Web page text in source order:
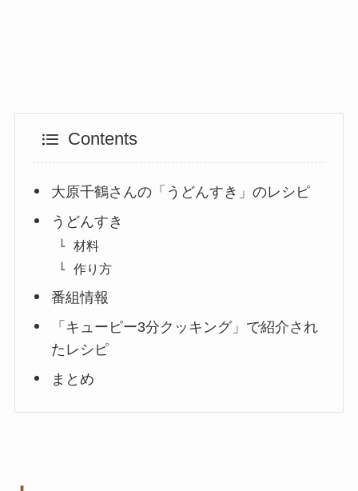
Contents
大原千鶴さんの「うどんすき」のレシピ
うどんすき
材料
作り方
番組情報
「キューピー3分クッキング」で紹介され
たレシピ
まとめ